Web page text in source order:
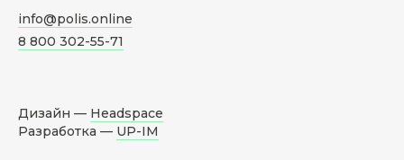
info@polis.online
8 800 302-55-71
Дизайн — Headspace
Разработка — UP-IM